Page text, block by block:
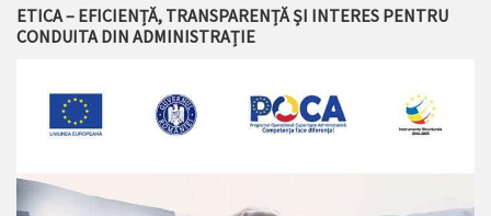
ETICA – EFICIENȚĂ, TRANSPARENȚĂ ȘI INTERES PENTRU
CONDUITA DIN ADMINISTRAȚIE